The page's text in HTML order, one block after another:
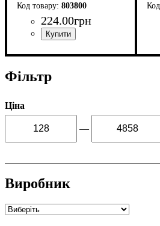
803800
224.00грн
Фільтр
Ціна
—
Виробник